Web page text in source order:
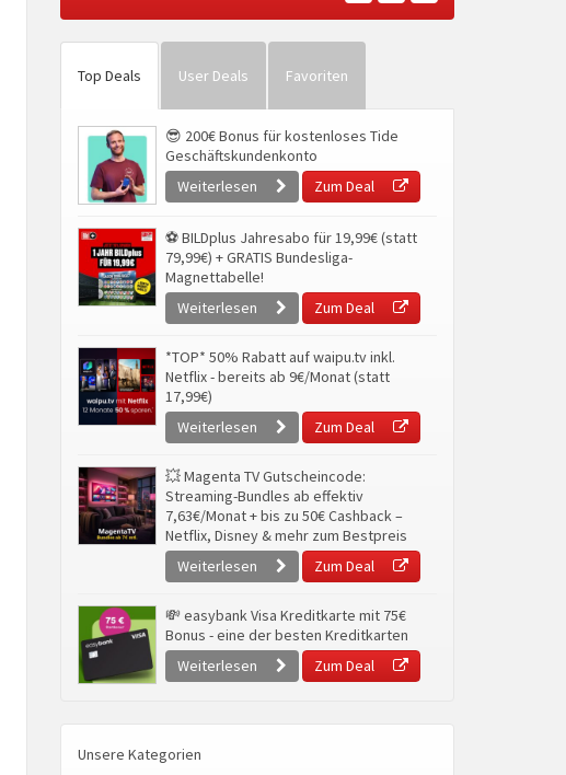
Top Deals User Deals Favoriten
😎 200€ Bonus für kostenloses Tide
Geschäftskundenkonto
Weiterlesen
Zum Deal
⚽ BILDplus Jahresabo für 19,99€ (statt
79,99€) + GRATIS Bundesliga-
Magnettabelle!
Weiterlesen
Zum Deal
*TOP* 50% Rabatt auf waipu.tv inkl.
Netflix - bereits ab 9€/Monat (statt
17,99€)
Weiterlesen
Zum Deal
💥 Magenta TV Gutscheincode:
Streaming-Bundles ab effektiv
7,63€/Monat + bis zu 50€ Cashback –
Netflix, Disney & mehr zum Bestpreis
Weiterlesen
Zum Deal
💸 easybank Visa Kreditkarte mit 75€
Bonus - eine der besten Kreditkarten
Weiterlesen
Zum Deal
Unsere Kategorien